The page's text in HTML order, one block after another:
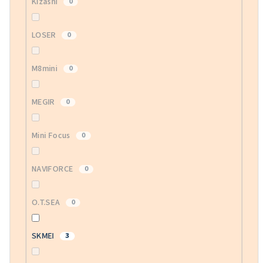
LOSER 0
M8mini 0
MEGIR 0
Mini Focus 0
NAVIFORCE 0
O.T.SEA 0
SKMEI 3